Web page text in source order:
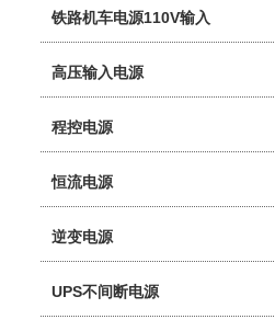
铁路机车电源110V输入
高压输入电源
程控电源
恒流电源
逆变电源
UPS不间断电源